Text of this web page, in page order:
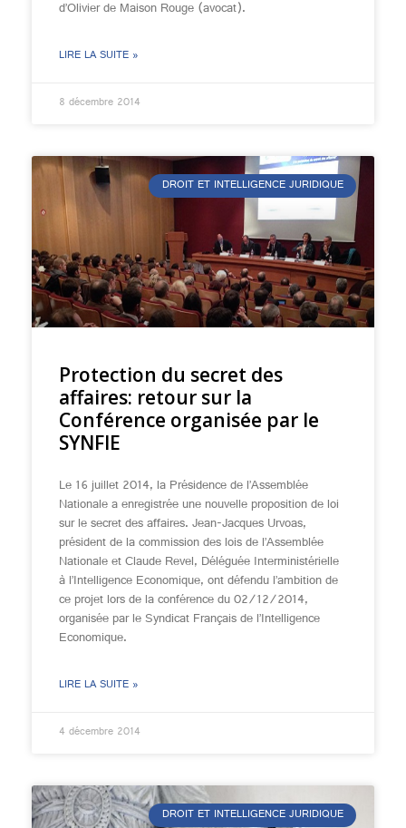
d’Olivier de Maison Rouge (avocat).
LIRE LA SUITE »
8 décembre 2014
DROIT ET INTELLIGENCE JURIDIQUE
Protection du secret des
affaires: retour sur la
Conférence organisée par le
SYNFIE
Le 16 juillet 2014, la Présidence de l’Assemblée
Nationale a enregistrée une nouvelle proposition de loi
sur le secret des affaires. Jean-Jacques Urvoas,
président de la commission des lois de l’Assemblée
Nationale et Claude Revel, Déléguée Interministérielle
à l’Intelligence Economique, ont défendu l’ambition de
ce projet lors de la conférence du 02/12/2014,
organisée par le Syndicat Français de l’Intelligence
Economique.
LIRE LA SUITE »
4 décembre 2014
DROIT ET INTELLIGENCE JURIDIQUE